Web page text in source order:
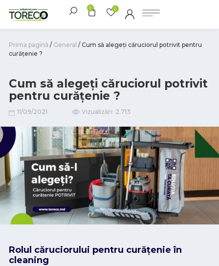
0 0
Prima pagină / General / Cum să alegeți căruciorul potrivit pentru
curățenie ?
Cum să alegeți căruciorul potrivit
pentru curățenie ?
11/09/2021 Vizualizări: 2.713
Rolul căruciorului pentru curățenie în
cleaning